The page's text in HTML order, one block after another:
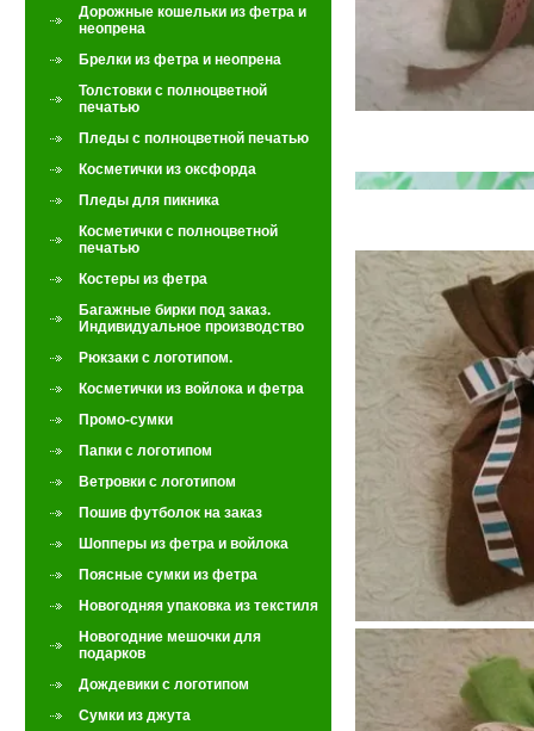
Дорожные кошельки из фетра и
неопрена
Брелки из фетра и неопрена
Толстовки с полноцветной
печатью
Пледы с полноцветной печатью
Косметички из оксфорда
Пледы для пикника
Косметички с полноцветной
печатью
Костеры из фетра
Багажные бирки под заказ.
Индивидуальное производство
Рюкзаки с логотипом.
Косметички из войлока и фетра
Промо-сумки
Папки с логотипом
Ветровки с логотипом
Пошив футболок на заказ
Шопперы из фетра и войлока
Поясные сумки из фетра
Новогодняя упаковка из текстиля
Новогодние мешочки для
подарков
Дождевики с логотипом
Сумки из джута